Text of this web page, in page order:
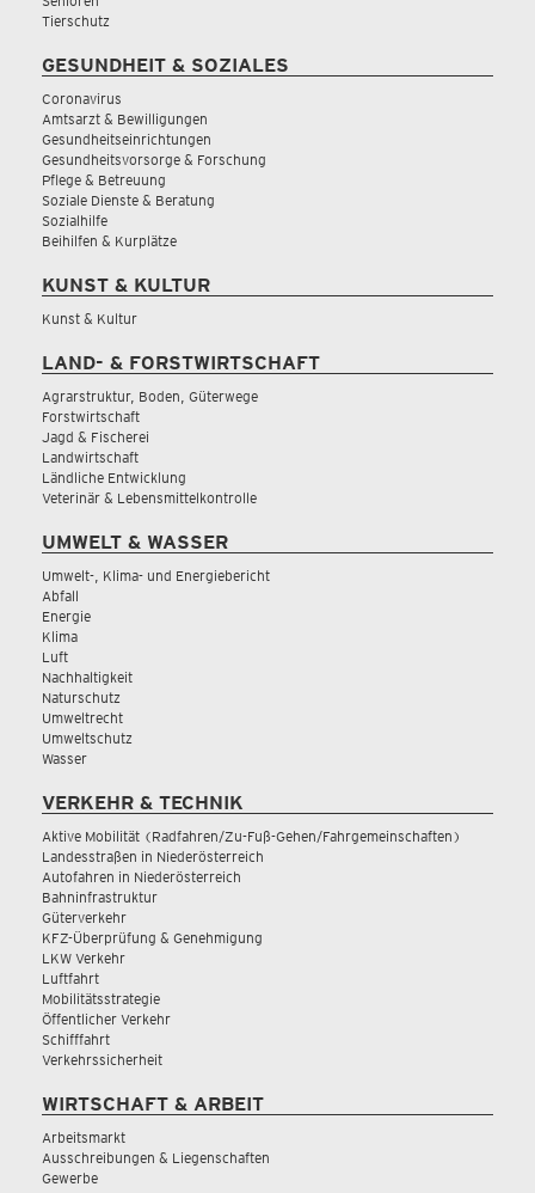
Tierschutz
GESUNDHEIT & SOZIALES
Coronavirus
Amtsarzt & Bewilligungen
Gesundheitseinrichtungen
Gesundheitsvorsorge & Forschung
Pflege & Betreuung
Soziale Dienste & Beratung
Sozialhilfe
Beihilfen & Kurplätze
KUNST & KULTUR
Kunst & Kultur
LAND- & FORSTWIRTSCHAFT
Agrarstruktur, Boden, Güterwege
Forstwirtschaft
Jagd & Fischerei
Landwirtschaft
Ländliche Entwicklung
Veterinär & Lebensmittelkontrolle
UMWELT & WASSER
Umwelt-, Klima- und Energiebericht
Abfall
Energie
Klima
Luft
Nachhaltigkeit
Naturschutz
Umweltrecht
Umweltschutz
Wasser
VERKEHR & TECHNIK
Aktive Mobilität (Radfahren/Zu-Fuß-Gehen/Fahrgemeinschaften)
Landesstraßen in Niederösterreich
Autofahren in Niederösterreich
Bahninfrastruktur
Güterverkehr
KFZ-Überprüfung & Genehmigung
LKW Verkehr
Luftfahrt
Mobilitätsstrategie
Öffentlicher Verkehr
Schifffahrt
Verkehrssicherheit
WIRTSCHAFT & ARBEIT
Arbeitsmarkt
Ausschreibungen & Liegenschaften
Gewerbe